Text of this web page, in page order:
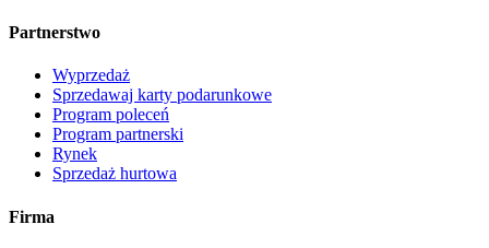
Partnerstwo
Wyprzedaż
Sprzedawaj karty podarunkowe
Program poleceń
Program partnerski
Rynek
Sprzedaż hurtowa
Firma